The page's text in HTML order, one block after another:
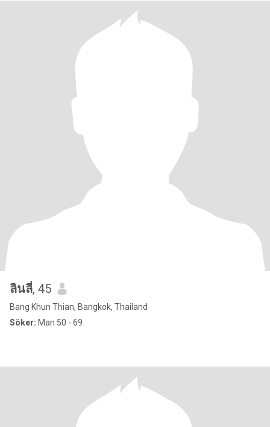
ลินลี่, 45
Bang Khun Thian, Bangkok, Thailand
Söker: Man 50 - 69